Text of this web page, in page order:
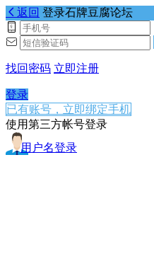
返回 登录石牌豆腐论坛
找回密码 立即注册
登录
已有账号，立即绑定手机
使用第三方帐号登录
用户名登录